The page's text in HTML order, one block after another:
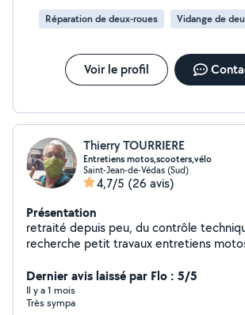
Réparation de deux-roues Vidange de
Voir le profil
Thierry TOURRIERE
Entretiens motos,scooters,vélo
Saint-Jean-de-Védas (Sud)
4,7/5 (26 avis)
Présentation
retraité depuis peu, du contrôle technique auto,moto,
recherche petit travaux entretiens
Dernier avis laissé par Flo : 5/5
Il y a 1 mois
Très sympa